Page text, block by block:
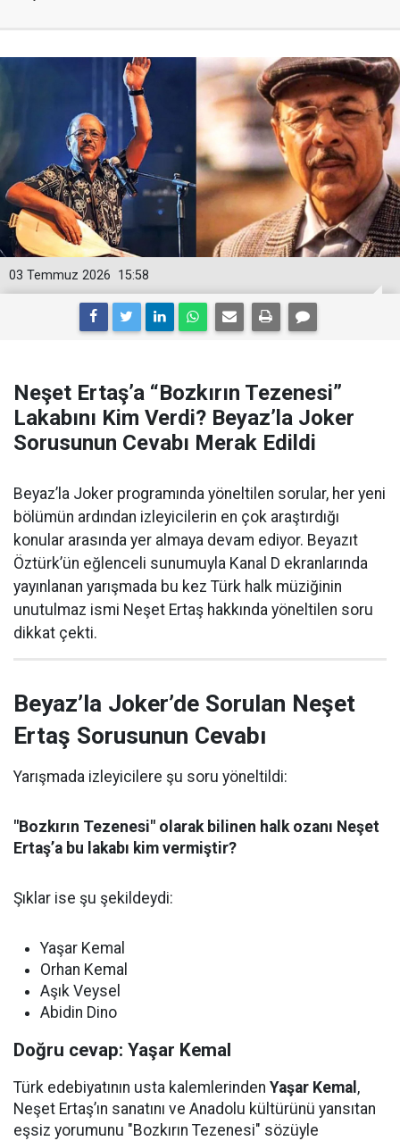
15:58
03 Temmuz 2026
Neşet Ertaş’a “Bozkırın Tezenesi”
Lakabını Kim Verdi? Beyaz’la Joker
Sorusunun Cevabı Merak Edildi
Beyaz’la Joker programında yöneltilen sorular, her yeni
bölümün ardından izleyicilerin en çok araştırdığı
konular arasında yer almaya devam ediyor. Beyazıt
Öztürk’ün eğlenceli sunumuyla Kanal D ekranlarında
yayınlanan yarışmada bu kez Türk halk müziğinin
unutulmaz ismi Neşet Ertaş hakkında yöneltilen soru
dikkat çekti.
Beyaz’la Joker’de Sorulan Neşet
Ertaş Sorusunun Cevabı
Yarışmada izleyicilere şu soru yöneltildi:
"Bozkırın Tezenesi" olarak bilinen halk ozanı Neşet
Ertaş’a bu lakabı kim vermiştir?
Şıklar ise şu şekildeydi:
Yaşar Kemal
Orhan Kemal
Aşık Veysel
Abidin Dino
Doğru cevap: Yaşar Kemal
Türk edebiyatının usta kalemlerinden Yaşar Kemal ,
Neşet Ertaş’ın sanatını ve Anadolu kültürünü yansıtan
eşsiz yorumunu "Bozkırın Tezenesi" sözüyle